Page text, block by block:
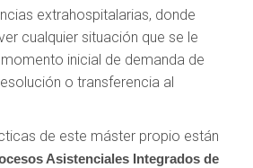
extrahospitalarias, donde
cualquier situación que se le
inicial de demanda de
o transferencia al
de este máster propio están
Asistenciales Integrados de